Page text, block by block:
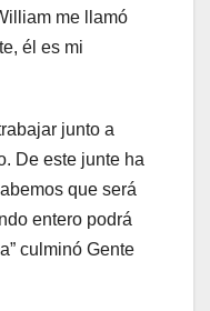
me llamó
él es mi
junto a
De este junte ha
que será
entero podrá
culminó Gente